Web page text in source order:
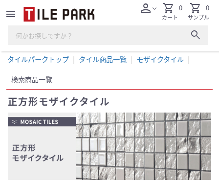
menu
search
personexpand_more shopping_cart
カート
0 shopping_cart
サンプル
0
タイルパークトップ タイル商品一覧 モザイクタイル
検索商品一覧
正方形モザイクタイル